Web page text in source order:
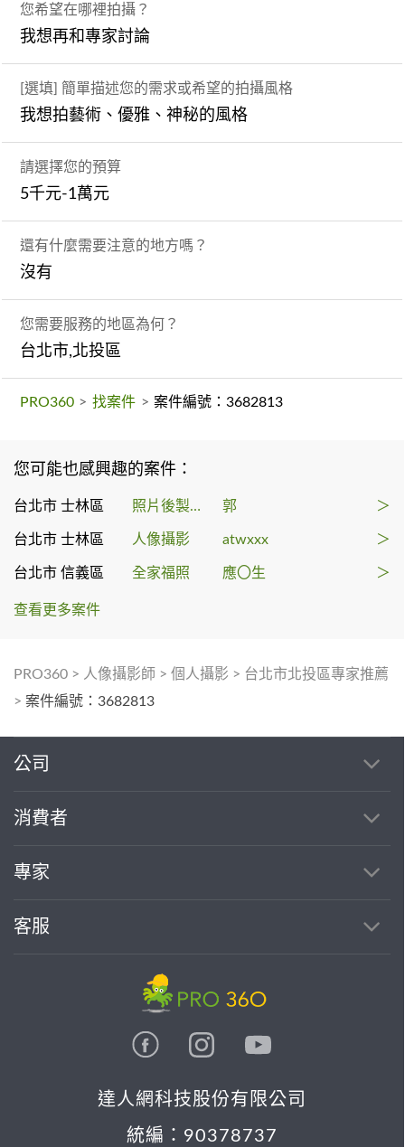
您希望在哪裡拍攝？
我想再和專家討論
[選填] 簡單描述您的需求或希望的拍攝風格
我想拍藝術、優雅、神秘的風格
請選擇您的預算
5千元-1萬元
還有什麼需要注意的地方嗎？
沒有
您需要服務的地區為何？
台北市,北投區
PRO360 > 找案件 > 案件編號：3682813
您可能也感興趣的案件：
台北市 士林區 照片後製修圖 郭 ＞
台北市 士林區 人像攝影 atwxxx ＞
台北市 信義區 全家福照 應〇生 ＞
查看更多案件
PRO360 > 人像攝影師 > 個人攝影 > 台北市北投區專家推薦
> 案件編號：3682813
公司
消費者
專家
客服
達人網科技股份有限公司
統編：90378737